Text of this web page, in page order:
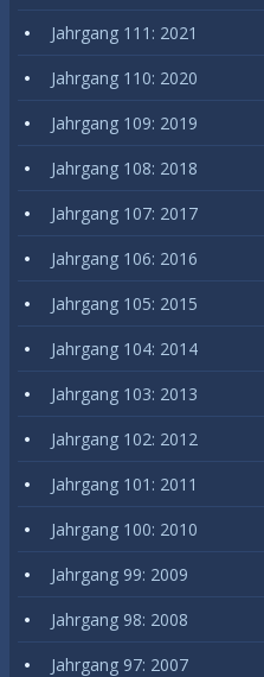
Jahrgang 111: 2021
Jahrgang 110: 2020
Jahrgang 109: 2019
Jahrgang 108: 2018
Jahrgang 107: 2017
Jahrgang 106: 2016
Jahrgang 105: 2015
Jahrgang 104: 2014
Jahrgang 103: 2013
Jahrgang 102: 2012
Jahrgang 101: 2011
Jahrgang 100: 2010
Jahrgang 99: 2009
Jahrgang 98: 2008
Jahrgang 97: 2007